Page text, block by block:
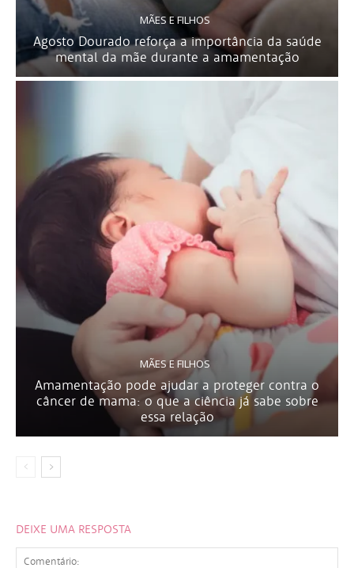
MÃES E FILHOS
Agosto Dourado reforça a importância da saúde
mental da mãe durante a amamentação
MÃES E FILHOS
Amamentação pode ajudar a proteger contra o
câncer de mama: o que a ciência já sabe sobre
essa relação
DEIXE UMA RESPOSTA